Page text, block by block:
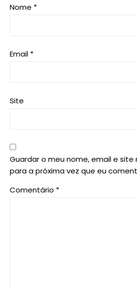
Nome *
Email *
Site
Guardar o meu nome, email e
para a próxima vez que eu
Comentário *